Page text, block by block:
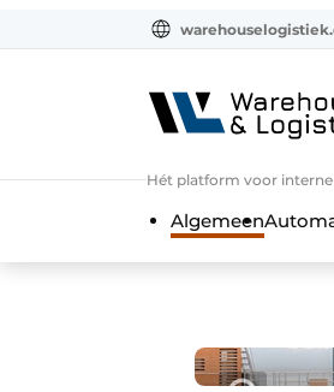
Hét platform voor
Algemeen